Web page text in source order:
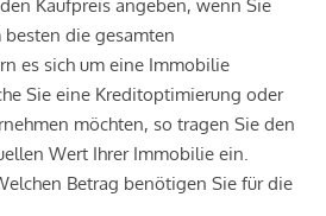
Kaufpreis angeben, wenn Sie
die gesamten
es sich um eine Immobilie
Sie eine Kreditoptimierung oder
möchten, so tragen Sie den
Wert Ihrer Immobilie ein.
Betrag benötigen Sie für die